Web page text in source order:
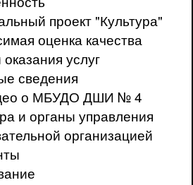
проект "Культура"
оценка качества
услуг
сведения
о МБУДО ДШИ № 4
и органы управления
организацией